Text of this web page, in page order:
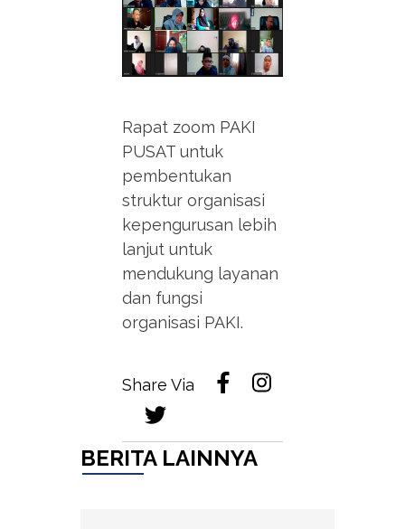
Rapat zoom PAKI
PUSAT untuk
pembentukan
struktur organisasi
kepengurusan lebih
lanjut untuk
mendukung layanan
dan fungsi
organisasi PAKI.
Share Via
BERITA LAINNYA